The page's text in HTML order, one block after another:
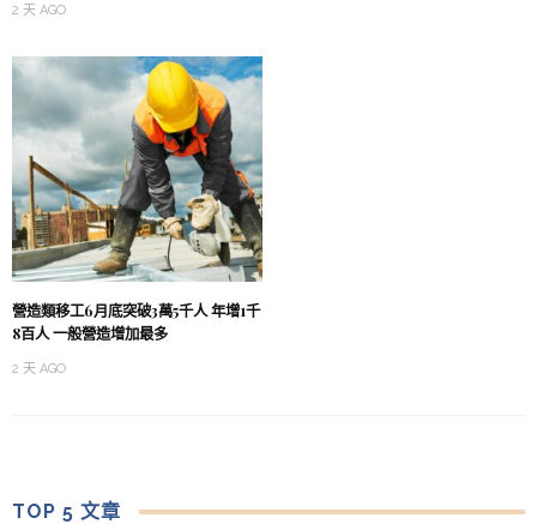
2 天 AGO
營造類移工6月底突破3萬5千人 年增1千
8百人 一般營造增加最多
2 天 AGO
TOP 5 文章